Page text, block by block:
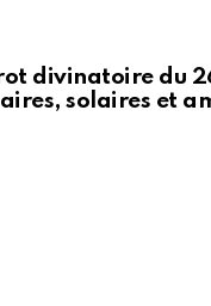
divinatoire du
solaires et